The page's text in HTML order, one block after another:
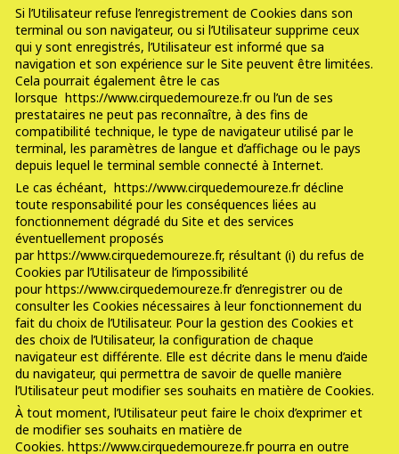
Si l’Utilisateur refuse l’enregistrement de Cookies dans son
terminal ou son navigateur, ou si l’Utilisateur supprime ceux
qui y sont enregistrés, l’Utilisateur est informé que sa
navigation et son expérience sur le Site peuvent être limitées.
Cela pourrait également être le cas
lorsque https://www.cirquedemoureze.fr ou l’un de ses
prestataires ne peut pas reconnaître, à des fins de
compatibilité technique, le type de navigateur utilisé par le
terminal, les paramètres de langue et d’affichage ou le pays
depuis lequel le terminal semble connecté à Internet.
Le cas échéant, https://www.cirquedemoureze.fr décline
toute responsabilité pour les conséquences liées au
fonctionnement dégradé du Site et des services
éventuellement proposés
par https://www.cirquedemoureze.fr, résultant (i) du refus de
Cookies par l’Utilisateur de l’impossibilité
pour https://www.cirquedemoureze.fr d’enregistrer ou de
consulter les Cookies nécessaires à leur fonctionnement du
fait du choix de l’Utilisateur. Pour la gestion des Cookies et
des choix de l’Utilisateur, la configuration de chaque
navigateur est différente. Elle est décrite dans le menu d’aide
du navigateur, qui permettra de savoir de quelle manière
l’Utilisateur peut modifier ses souhaits en matière de Cookies.
À tout moment, l’Utilisateur peut faire le choix d’exprimer et
de modifier ses souhaits en matière de
Cookies. https://www.cirquedemoureze.fr pourra en outre